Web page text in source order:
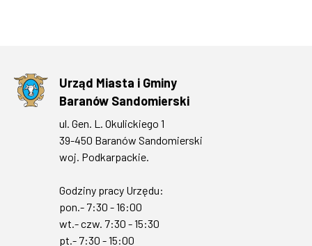
Urząd Miasta i Gminy
Baranów Sandomierski
ul. Gen. L. Okulickiego 1
39-450 Baranów Sandomierski
woj. Podkarpackie.
Godziny pracy Urzędu:
pon.- 7:30 - 16:00
wt.- czw. 7:30 - 15:30
pt.- 7:30 - 15:00